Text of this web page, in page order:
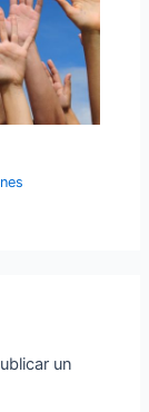
un